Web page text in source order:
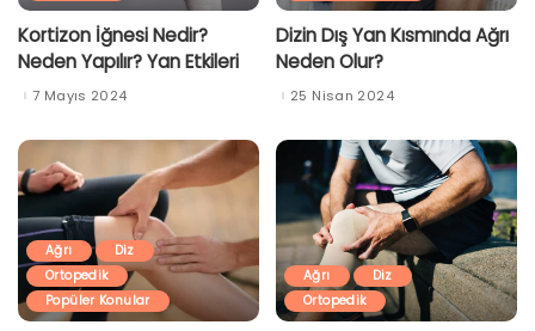
Kortizon İğnesi Nedir?
Neden Yapılır? Yan Etkileri
7 Mayıs 2024
Dizin Dış Yan Kısmında Ağrı
Neden Olur?
25 Nisan 2024
Ağrı
Diz
Ortopedik
Popüler Konular
Ağrı
Diz
Ortopedik